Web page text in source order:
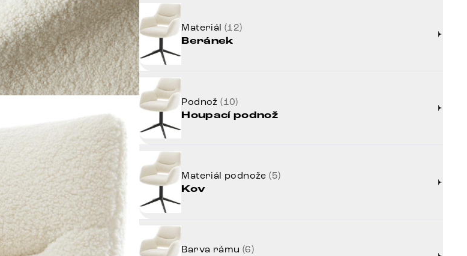
Materiál (12)
Beránek
Podnož(10)
Houpací podnož
Materiál podnože(5)
Kov
Barva rámu (6)